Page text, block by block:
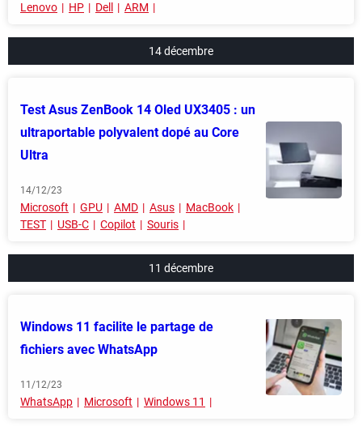
Lenovo
HP Dell ARM
14 décembre
Test Asus ZenBook 14 Oled UX3405 : un
ultraportable polyvalent dopé au Core
Ultra
14/12/23
Microsoft GPU AMD Asus
MacBook
TEST
USB-C Copilot Souris
11 décembre
Windows 11 facilite le partage de
fichiers avec WhatsApp
11/12/23
WhatsApp Microsoft Windows 11